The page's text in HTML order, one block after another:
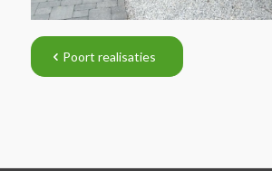
Poort realisaties